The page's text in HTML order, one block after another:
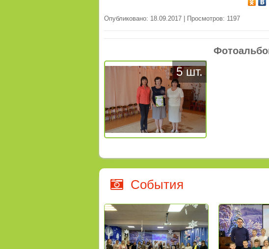
Опубликовано: 18.09.2017 | Просмотров: 1197
5 шт.
События